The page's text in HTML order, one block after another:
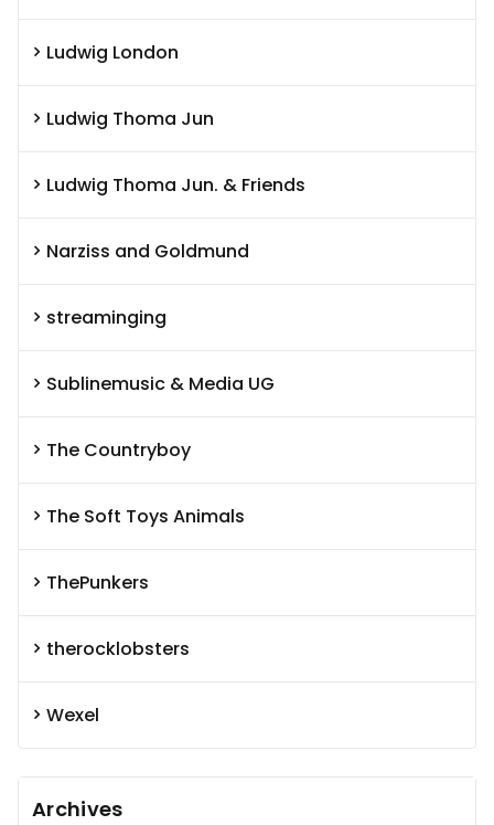
Ludwig London
Ludwig Thoma Jun
Ludwig Thoma Jun. & Friends
Narziss and Goldmund
streaminging
Sublinemusic & Media UG
The Countryboy
The Soft Toys Animals
ThePunkers
therocklobsters
Wexel
Archives